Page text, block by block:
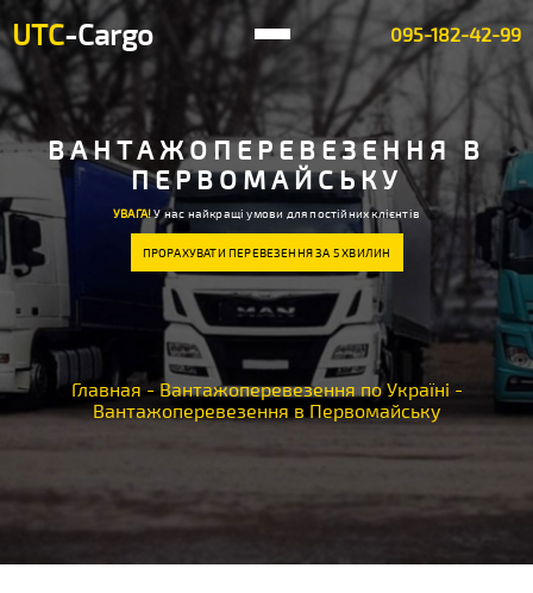
UTC-Cargo 095-182-42-99
ВАНТАЖОПЕРЕВЕЗЕННЯ В
ПЕРВОМАЙСЬКУ
УВАГА!У нас найкращі умови для постійних клієнтів
ПРОРАХУВАТИ ПЕРЕВЕЗЕННЯ ЗА 5 ХВИЛИН
Главная - Вантажоперевезення по Україні -
Вантажоперевезення в Первомайську